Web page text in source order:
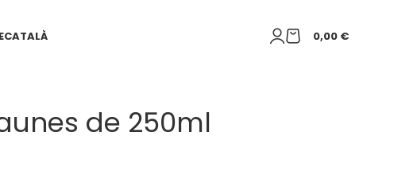
CATALÀ 0,00 €
de 250ml